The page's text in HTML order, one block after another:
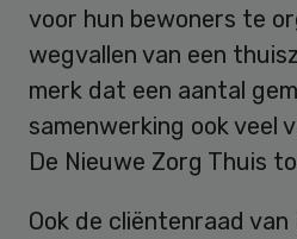
voor hun bewoners te
wegvallen van een
merk dat een aantal
samenwerking ook veel
De Nieuwe Zorg Thuis
Ook de cliëntenraad